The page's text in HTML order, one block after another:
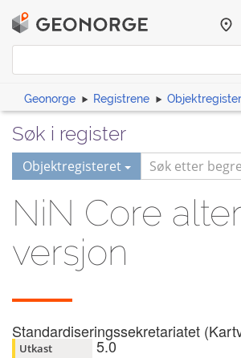
Geonorge Registrene
Søk i register
Objektregisteret
NiN Core
versjon
Standardiseringssekretariatet
Utkast 5.0